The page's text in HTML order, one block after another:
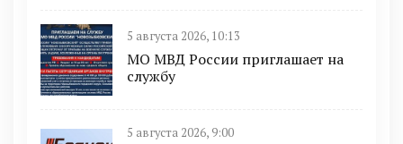
5 августа 2026, 10:13
МО МВД России приглашает на
службу
5 августа 2026, 9:00